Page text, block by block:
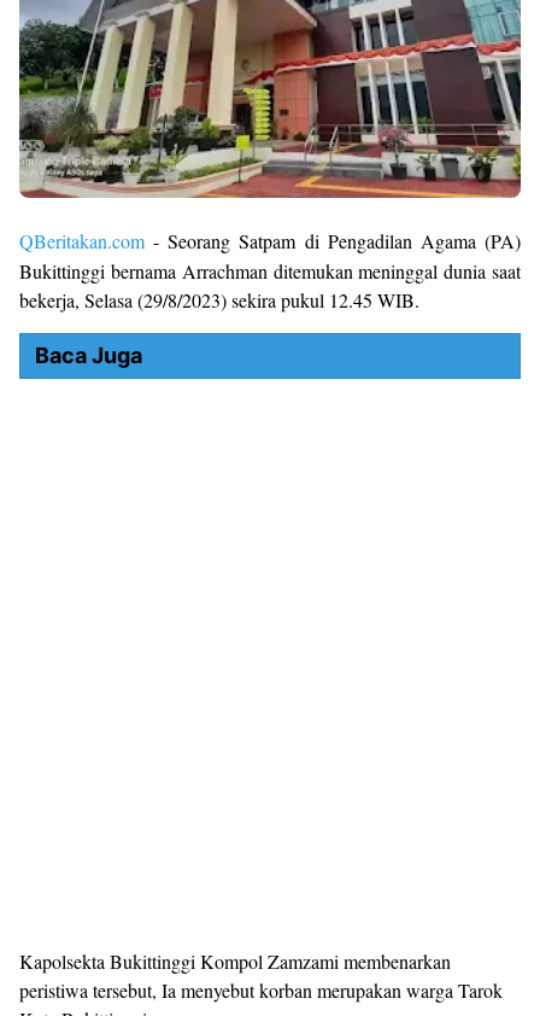
QBeritakan.com - Seorang Satpam di Pengadilan Agama (PA)
Bukittinggi bernama Arrachman ditemukan meninggal dunia saat
bekerja, Selasa (29/8/2023) sekira pukul 12.45 WIB.
Baca Juga
Kapolsekta Bukittinggi Kompol Zamzami membenarkan
peristiwa tersebut, Ia menyebut korban merupakan warga Tarok